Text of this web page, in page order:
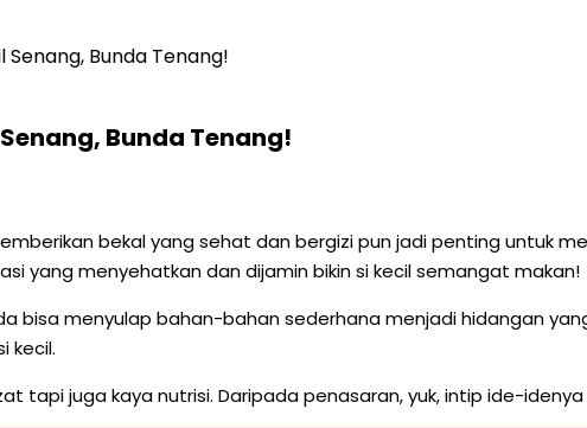
Senang, Bunda Tenang!
Bunda Tenang!
bekal yang sehat dan bergizi pun jadi penting untuk
yang menyehatkan dan dijamin bikin si kecil semangat makan!
bisa menyulap bahan-bahan sederhana menjadi hidangan
kecil.
tapi juga kaya nutrisi. Daripada penasaran, yuk, intip ide-